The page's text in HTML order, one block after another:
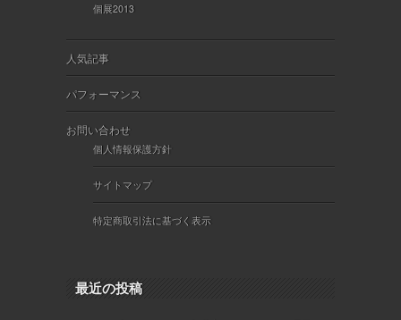
個展2013
人気記事
パフォーマンス
お問い合わせ
個人情報保護方針
サイトマップ
特定商取引法に基づく表示
最近の投稿